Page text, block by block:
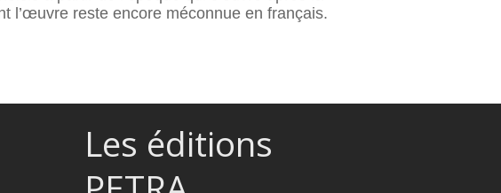
l’œuvre reste encore méconnue en français.
Les éditions